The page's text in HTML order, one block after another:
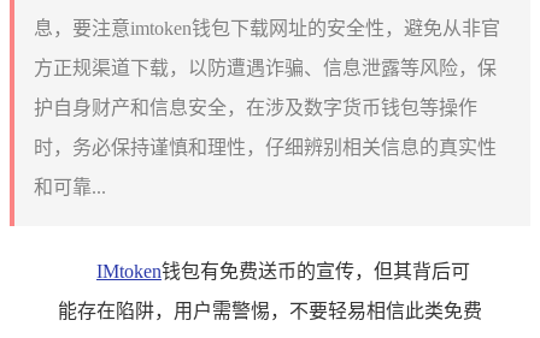
息，要注意imtoken钱包下载网址的安全性，避免从非官
方正规渠道下载，以防遭遇诈骗、信息泄露等风险，保
护自身财产和信息安全，在涉及数字货币钱包等操作
时，务必保持谨慎和理性，仔细辨别相关信息的真实性
和可靠...
IMtoken钱包有免费送币的宣传，但其背后可
能存在陷阱，用户需警惕，不要轻易相信此类免费